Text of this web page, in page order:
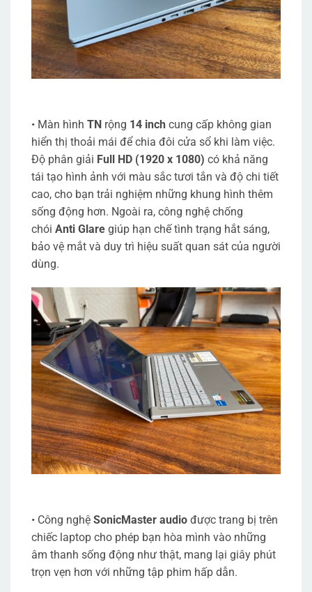
• Màn hình TN rộng 14 inch cung cấp không gian
hiển thị thoải mái để chia đôi cửa sổ khi làm việc.
Độ phân giải Full HD (1920 x 1080) có khả năng
tái tạo hình ảnh với màu sắc tươi tắn và độ chi tiết
cao, cho bạn trải nghiệm những khung hình thêm
sống động hơn. Ngoài ra, công nghệ chống
chói Anti Glare giúp hạn chế tình trạng hắt sáng,
bảo vệ mắt và duy trì hiệu suất quan sát của người
dùng.
• Công nghệ SonicMaster audio được trang bị trên
chiếc laptop cho phép bạn hòa mình vào những
âm thanh sống động như thật, mang lại giây phút
trọn vẹn hơn với những tập phim hấp dẫn.